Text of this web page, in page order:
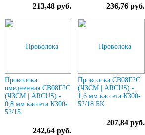
213,48 руб. 236,76 руб.
Проволока
омедненная СВ08Г2С
(ЧЗСМ | ARCUS) -
0,8 мм кассета К300-
52/15
242,64 руб.
Проволока СВ08Г2С
(ЧЗСМ | ARCUS) -
1,6 мм кассета К300-
52/18 БК
207,84 руб.